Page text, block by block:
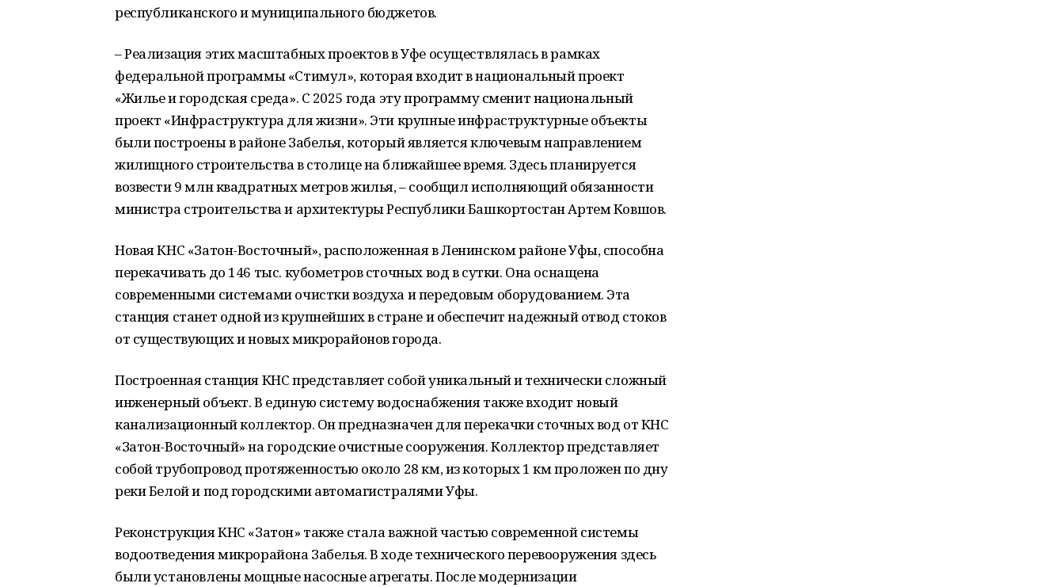
республиканского и муниципального бюджетов.
– Реализация этих масштабных проектов в Уфе осуществлялась в рамках
федеральной программы «Стимул», которая входит в национальный проект
«Жилье и городская среда». С 2025 года эту программу сменит национальный
проект «Инфраструктура для жизни». Эти крупные инфраструктурные объекты
были построены в районе Забелья, который является ключевым направлением
жилищного строительства в столице на ближайшее время. Здесь планируется
возвести 9 млн квадратных метров жилья, – сообщил исполняющий обязанности
министра строительства и архитектуры Республики Башкортостан Артем Ковшов.
Новая КНС «Затон-Восточный», расположенная в Ленинском районе Уфы, способна
перекачивать до 146 тыс. кубометров сточных вод в сутки. Она оснащена
современными системами очистки воздуха и передовым оборудованием. Эта
станция станет одной из крупнейших в стране и обеспечит надежный отвод стоков
от существующих и новых микрорайонов города.
Построенная станция КНС представляет собой уникальный и технически сложный
инженерный объект. В единую систему водоснабжения также входит новый
канализационный коллектор. Он предназначен для перекачки сточных вод от КНС
«Затон-Восточный» на городские очистные сооружения. Коллектор представляет
собой трубопровод протяженностью около 28 км, из которых 1 км проложен по дну
реки Белой и под городскими автомагистралями Уфы.
Реконструкция КНС «Затон» также стала важной частью современной системы
водоотведения микрорайона Забелья. В ходе технического перевооружения здесь
были установлены мощные насосные агрегаты. После модернизации